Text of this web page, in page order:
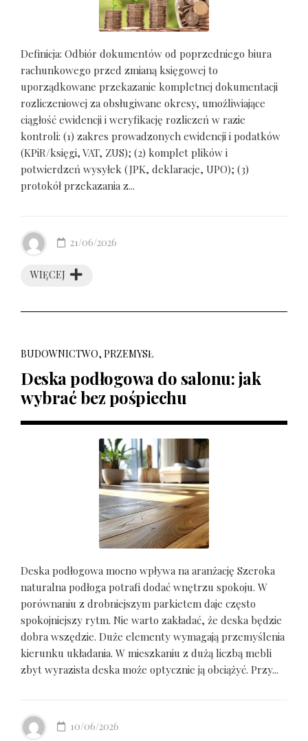
Definicja: Odbiór dokumentów od poprzedniego biura
rachunkowego przed zmianą księgowej to
uporządkowane przekazanie kompletnej dokumentacji
rozliczeniowej za obsługiwane okresy, umożliwiające
ciągłość ewidencji i weryfikację rozliczeń w razie
kontroli: (1) zakres prowadzonych ewidencji i podatków
(KPiR/księgi, VAT, ZUS); (2) komplet plików i
potwierdzeń wysyłek (JPK, deklaracje, UPO); (3)
protokół przekazania z...
WIĘCEJ
21/06/2026
BUDOWNICTWO, PRZEMYSŁ
Deska podłogowa do salonu: jak
wybrać bez pośpiechu
Deska podłogowa mocno wpływa na aranżację Szeroka
naturalna podłoga potrafi dodać wnętrzu spokoju. W
porównaniu z drobniejszym parkietem daje często
spokojniejszy rytm. Nie warto zakładać, że deska będzie
dobra wszędzie. Duże elementy wymagają przemyślenia
kierunku układania. W mieszkaniu z dużą liczbą mebli
zbyt wyrazista deska może optycznie ją obciążyć. Przy...
10/06/2026